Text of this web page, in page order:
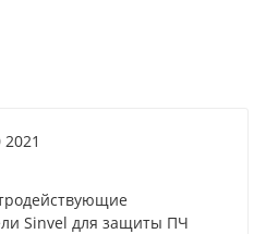
2021
Sinvel для защиты ПЧ